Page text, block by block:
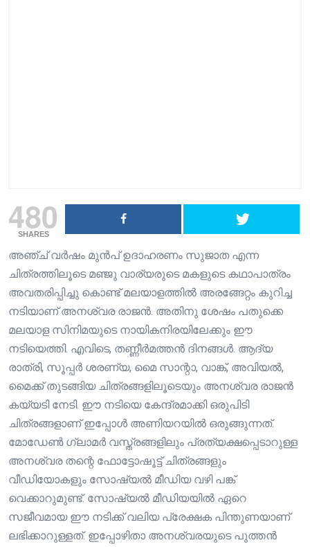
480
SHARES
അഞ്ച് വർഷം മുൻപ് ഉദാഹരണം സുജാത എന്ന
ചിത്രത്തിലൂടെ മഞ്ജു വാര്യരുടെ മകളുടെ കഥാപാത്രം
അവതരിപ്പിച്ചു കൊണ്ട് മലയാളത്തിൽ അരങ്ങേറ്റം കുറിച്ച
നടിയാണ് അനശ്വര രാജൻ. അതിനു ശേഷം പതുക്കെ
മലയാള സിനിമയുടെ നായികനിരയിലേക്കും ഈ
നടിയെത്തി. എവിടെ, തണ്ണീർമത്തൻ ദിനങ്ങൾ. ആദ്യ
രാത്രി, സൂപ്പർ ശരണ്യ, മൈ സാന്റാ, വാങ്ക്, അവിയൽ,
മൈക്ക് തുടങ്ങിയ ചിത്രങ്ങളിലൂടെയും അനശ്വര രാജൻ
കയ്യടി നേടി. ഈ നടിയെ കേന്ദ്രമാക്കി ഒരുപിടി
ചിത്രങ്ങളാണ് ഇപ്പോൾ അണിയറയിൽ ഒരുങ്ങുന്നത്.
മോഡേൺ ഗ്ലാമർ വസ്ത്രങ്ങളിലും പ്രത്യക്ഷപ്പെടാറുള്ള
അനശ്വര തന്റെ ഫോട്ടോഷൂട്ട് ചിത്രങ്ങളും
വീഡിയോകളും സോഷ്യൽ മീഡിയ വഴി പങ്ക്
വെക്കാറുമുണ്ട്. സോഷ്യൽ മീഡിയയിൽ ഏറെ
സജീവമായ ഈ നടിക്ക് വലിയ പ്രേക്ഷക പിന്തുണയാണ്
ലഭിക്കാറുള്ളത്. ഇപ്പോഴിതാ അനശ്വരയുടെ പുത്തൻ